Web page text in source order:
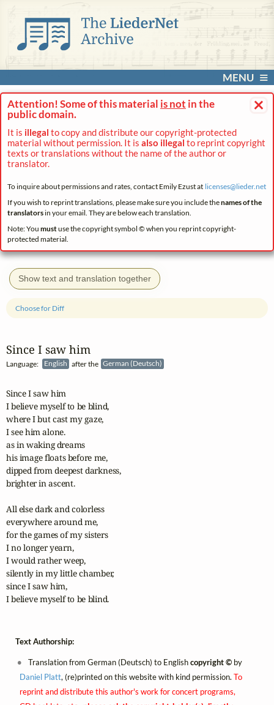
MENU
×
Attention! Some of this material is not in the
public domain.
It is illegal to copy and distribute our copyright-protected
material without permission. It is also illegal to reprint copyright
texts or translations without the name of the author or
translator.
To inquire about permissions and rates, contact Emily Ezust at licenses@lieder.net
If you wish to reprint translations, please make sure you include thenames of the
translatorsin your email. They are below each translation.
Note: You mustuse the copyright symbol © when you reprint copyright-
protected material.
Show text and translation together
Since I saw him
Language: English after the German (Deutsch)
Choose for Diff
Since I saw him
I believe myself to be blind,
where I but cast my gaze,
I see him alone.
as in waking dreams
his image floats before me,
dipped from deepest darkness,
brighter in ascent.
All else dark and colorless
everywhere around me,
for the games of my sisters
I no longer yearn,
I would rather weep,
silently in my little chamber,
since I saw him,
I believe myself to be blind.
Text Authorship:
Translation from German (Deutsch) to Englishcopyright © by
Daniel Platt, (re)printed on this website with kind permission. To
reprint and distribute this author's work for concert programs,